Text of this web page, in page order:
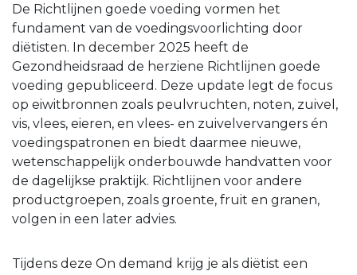
De Richtlijnen goede voeding vormen het
fundament van de voedingsvoorlichting door
diëtisten. In december 2025 heeft de
Gezondheidsraad de herziene Richtlijnen goede
voeding gepubliceerd. Deze update legt de focus
op eiwitbronnen zoals peulvruchten, noten, zuivel,
vis, vlees, eieren, en vlees- en zuivelvervangers én
voedingspatronen en biedt daarmee nieuwe,
wetenschappelijk onderbouwde handvatten voor
de dagelijkse praktijk. Richtlijnen voor andere
productgroepen, zoals groente, fruit en granen,
volgen in een later advies.
Tijdens deze On demand krijg je als diëtist een